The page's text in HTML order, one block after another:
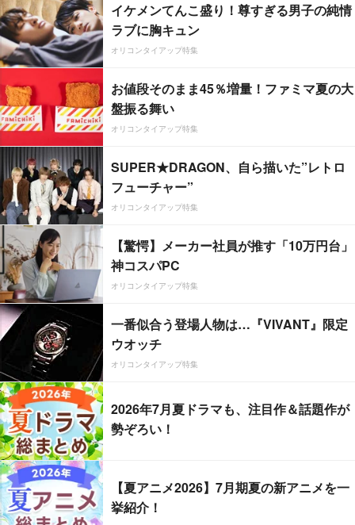
イケメンてんこ盛り！尊すぎる男子の純情
ラブに胸キュン
オリコンタイアップ特集
お値段そのまま45％増量！ファミマ夏の大
盤振る舞い
オリコンタイアップ特集
SUPER★DRAGON、自ら描いた”レトロ
フューチャー”
オリコンタイアップ特集
【驚愕】メーカー社員が推す「10万円台」
神コスパPC
オリコンタイアップ特集
一番似合う登場人物は…『VIVANT』限定
ウオッチ
オリコンタイアップ特集
2026年7月夏ドラマも、注目作＆話題作が
勢ぞろい！
【夏アニメ2026】7月期夏の新アニメを一
挙紹介！